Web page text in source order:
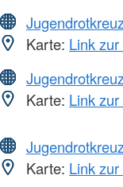
Karte: Link
Karte: Link
Karte: Link